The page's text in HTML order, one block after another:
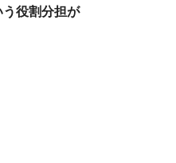
役割分担が